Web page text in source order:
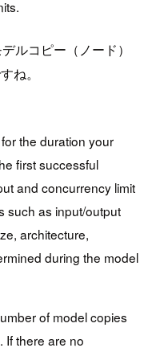
ルコピー（ノード）
ね。
the duration your
first successful
and concurrency limit
such as input/output
architecture,
during the model
of model copies
If there are no